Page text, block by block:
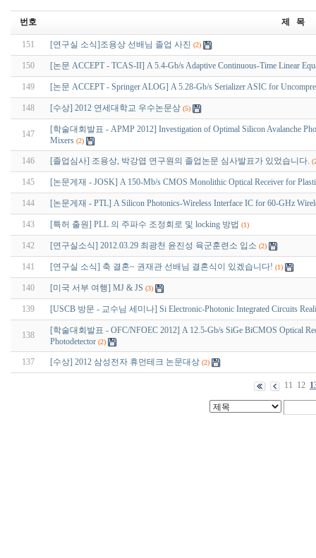
번호 제 목
151 [연구실 소식]조용상 선배님 졸업 사진 (2)
150 [논문 ACCEPT - TCAS-II] A 5.4-Gb/s Adaptive Continuous-Time Linear
149 [논문 ACCEPT - Springer ALOG] A 5.28-Gb/s Serializer ASIC for
148 [수상] 2012 연세대학교 우수논문상 (5)
147
[학술대회발표 - APMP 2012] Investigation of Optimal Silicon Avalanche
Mixers (2)
146 [졸업심사] 조용상, 박강엽 연구원의 졸업논문 심사발표가 있었습니다.
145 [논문게재 - JOSK] A 150-Mb/s CMOS Monolithic Optical Receiver for
144 [논문게재 - PTL] A Silicon Photonics-Wireless Interface IC for 60-GHz
143 [특허 출원] PLL 의 주파수 조정회로 및 locking 방법 (1)
142 [연구실소식] 2012.03.29 최광천 윤진성 육군훈련소 입소 (2)
141 [연구실 소식] 축 결혼~ 권재관 선배님 결혼식이 있겠습니다! (1)
140 [미국 서부 여행] MJ & JS (3)
139 [USCB 방문 - 교수님 세미나] Si Electronic-Photonic Integrated Circuits
138
[학술대회발표 - OFC/NFOEC 2012] A 12.5-Gb/s SiGe BiCMOS Optical
Photodetector (2)
137 [수상] 2012 삼성전자 휴먼테크 논문대상 (2)
11 12